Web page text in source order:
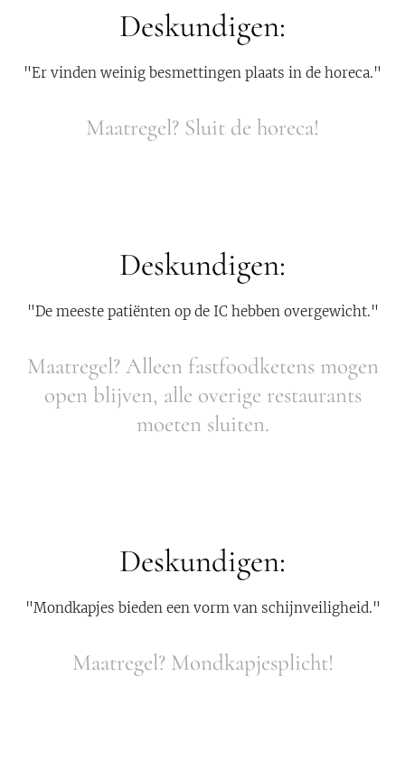
Deskundigen:
"Er vinden weinig besmettingen plaats in de horeca."
Maatregel? Sluit de horeca!
Deskundigen:
"De meeste patiënten op de IC hebben overgewicht."
Maatregel? Alleen fastfoodketens mogen
open blijven, alle overige restaurants
moeten sluiten.
Deskundigen:
"Mondkapjes bieden een vorm van schijnveiligheid."
Maatregel? Mondkapjesplicht!